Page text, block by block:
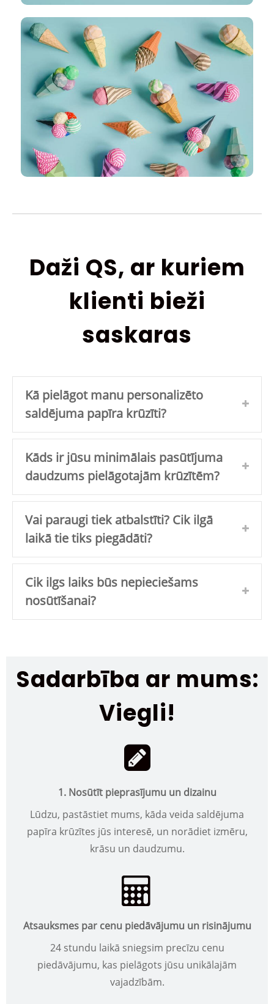
Daži QS, ar kuriem
klienti bieži
saskaras
Kā pielāgot manu personalizēto
saldējuma papīra krūzīti?
Kāds ir jūsu minimālais pasūtījuma
daudzums pielāgotajām krūzītēm?
Vai paraugi tiek atbalstīti? Cik ilgā
laikā tie tiks piegādāti?
Cik ilgs laiks būs nepieciešams
nosūtīšanai?
Sadarbība ar mums:
Viegli!
1. Nosūtīt pieprasījumu un dizainu
Lūdzu, pastāstiet mums, kāda veida saldējuma
papīra krūzītes jūs interesē, un norādiet izmēru,
krāsu un daudzumu.
Atsauksmes par cenu piedāvājumu un risinājumu
24 stundu laikā sniegsim precīzu cenu
piedāvājumu, kas pielāgots jūsu unikālajām
vajadzībām.